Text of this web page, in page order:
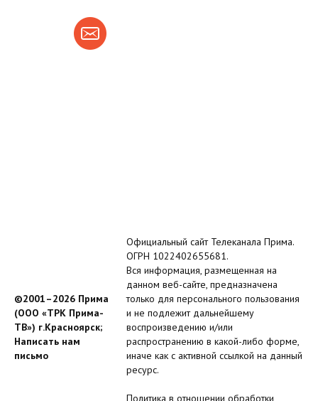
©2001–2026 Прима
(ООО «ТРК Прима-
ТВ») г.Красноярск;
Написать нам
письмо
Официальный сайт Телеканала Прима.
ОГРН 1022402655681.
Вся информация, размещенная на
данном веб-сайте, предназначена
только для персонального пользования
и не подлежит дальнейшему
воспроизведению и/или
распространению в какой-либо форме,
иначе как с активной ссылкой на данный
ресурс.
Политика в отношении обработки